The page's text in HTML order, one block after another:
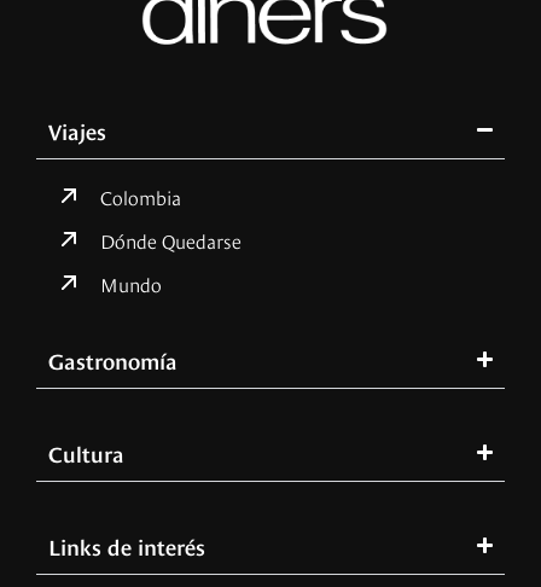
Viajes
Colombia
Dónde Quedarse
Mundo
Gastronomía
Cultura
Links de interés